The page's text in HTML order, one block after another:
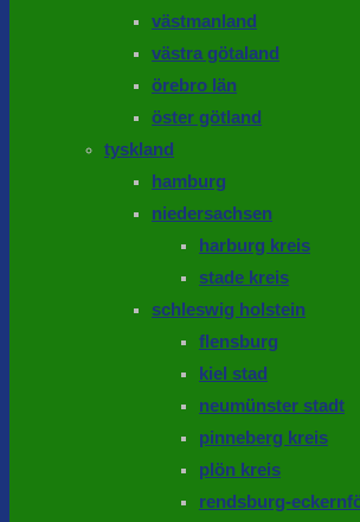
västmanland
västra götaland
örebro län
öster götland
tyskland
hamburg
niedersachsen
harburg kreis
stade kreis
schleswig holstein
flensburg
kiel stad
neumünster stadt
pinneberg kreis
plön kreis
rendsburg-